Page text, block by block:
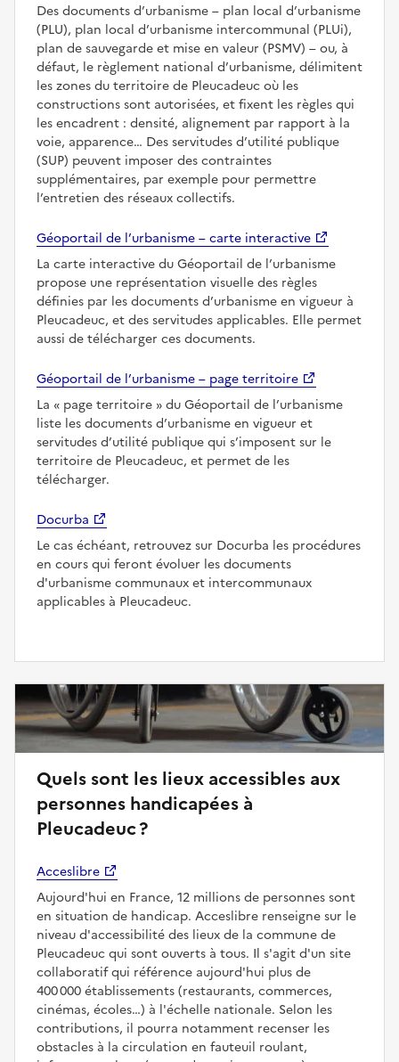
Des documents d’urbanisme – plan local d’urbanisme
(PLU), plan local d’urbanisme intercommunal (PLUi),
plan de sauvegarde et mise en valeur (PSMV) – ou, à
défaut, le règlement national d’urbanisme, délimitent
les zones du territoire de Pleucadeuc où les
constructions sont autorisées, et fixent les règles qui
les encadrent : densité, alignement par rapport à la
voie, apparence… Des servitudes d’utilité publique
(SUP) peuvent imposer des contraintes
supplémentaires, par exemple pour permettre
l’entretien des réseaux collectifs.
Géoportail de l’urbanisme – carte interactive
La carte interactive du Géoportail de l’urbanisme
propose une représentation visuelle des règles
définies par les documents d’urbanisme en vigueur à
Pleucadeuc, et des servitudes applicables. Elle permet
aussi de télécharger ces documents.
Géoportail de l’urbanisme – page territoire
La
page territoire
du Géoportail de l’urbanisme
liste les documents d’urbanisme en vigueur et
servitudes d’utilité publique qui s’imposent sur le
territoire de Pleucadeuc, et permet de les
télécharger.
Docurba
Le cas échéant, retrouvez sur Docurba les procédures
en cours qui feront évoluer les documents
d'urbanisme communaux et intercommunaux
applicables à Pleucadeuc.
Quels sont les lieux accessibles aux
personnes handicapées à
Pleucadeuc ?
Acceslibre
Aujourd'hui en France, 12 millions de personnes sont
en situation de handicap. Acceslibre renseigne sur le
niveau d'accessibilité des lieux de la commune de
Pleucadeuc qui sont ouverts à tous. Il s'agit d'un site
collaboratif qui référence aujourd'hui plus de
400 000 établissements (restaurants, commerces,
cinémas, écoles…) à l'échelle nationale. Selon les
contributions, il pourra notamment recenser les
obstacles à la circulation en fauteuil roulant,